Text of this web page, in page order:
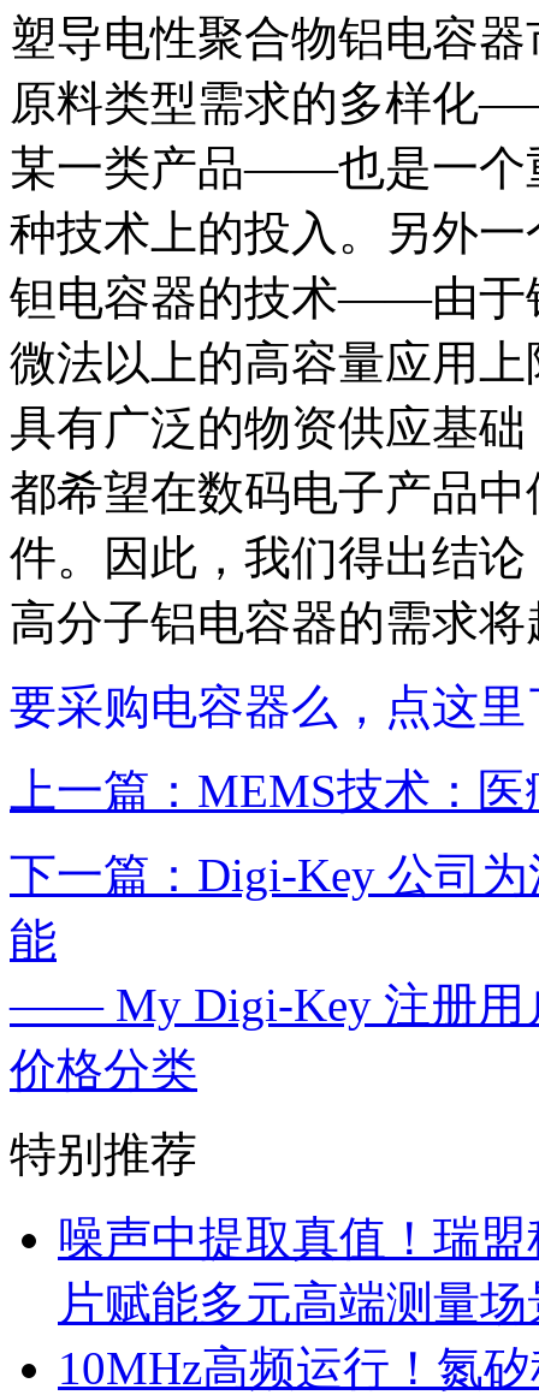
塑导电性聚合物铝电容
原料类型需求的多样化
某一类产品——也是一个
种技术上的投入。另外
钽电容器的技术——由于
微法以上的高容量应用
具有广泛的物资供应基
都希望在数码电子产品
件。因此，我们得出结
高分子铝电容器的需求
要采购电容器么，点这
上一篇：MEMS技术：
下一篇：Digi-Key 公司
能
—— My Digi-Key 注册用
价格分类
特别推荐
噪声中提取真值！瑞
片赋能多元高端测量场
10MHz高频运行！氮